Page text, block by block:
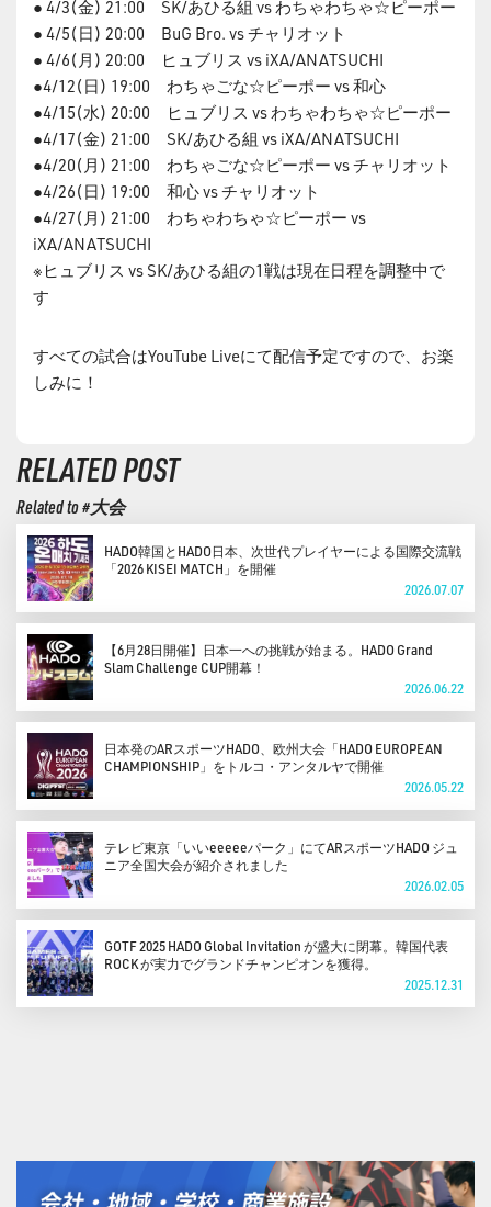
● 4/3(金) 21:00 SK/あひる組 vs わちゃわちゃ☆ピーポー
● 4/5(日) 20:00 BuG Bro. vs チャリオット
● 4/6(月) 20:00 ヒュブリス vs iXA/ANATSUCHI
●4/12(日) 19:00 わちゃごな☆ピーポー vs 和心
●4/15(水) 20:00 ヒュブリス vs わちゃわちゃ☆ピーポー
●4/17(金) 21:00 SK/あひる組 vs iXA/ANATSUCHI
●4/20(月) 21:00 わちゃごな☆ピーポー vs チャリオット
●4/26(日) 19:00 和心 vs チャリオット
●4/27(月) 21:00 わちゃわちゃ☆ピーポー vs
iXA/ANATSUCHI
※ヒュブリス vs SK/あひる組の1戦は現在日程を調整中で
す
すべての試合はYouTube Liveにて配信予定ですので、お楽
しみに！
RELATED POST
Related to #大会
HADO韓国とHADO日本、次世代プレイヤーによる国際交流戦
「2026 KISEI MATCH」を開催
2026.07.07
【6月28日開催】日本一への挑戦が始まる。HADO Grand
Slam Challenge CUP開幕！
2026.06.22
日本発のARスポーツHADO、欧州大会「HADO EUROPEAN
CHAMPIONSHIP」をトルコ・アンタルヤで開催
2026.05.22
テレビ東京「いいeeeeeパーク」にてARスポーツHADO ジュ
ニア全国大会が紹介されました
2026.02.05
GOTF 2025 HADO Global Invitation が盛大に閉幕。韓国代表
ROCK が実力でグランドチャンピオンを獲得。
2025.12.31